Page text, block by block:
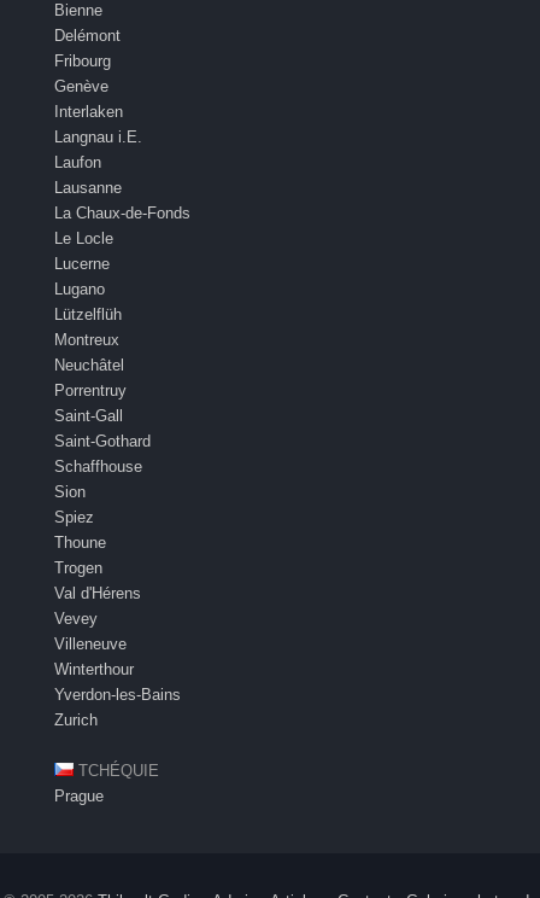
Bienne
Delémont
Fribourg
Genève
Interlaken
Langnau i.E.
Laufon
Lausanne
La Chaux-de-Fonds
Le Locle
Lucerne
Lugano
Lützelflüh
Montreux
Neuchâtel
Porrentruy
Saint-Gall
Saint-Gothard
Schaffhouse
Sion
Spiez
Thoune
Trogen
Val d'Hérens
Vevey
Villeneuve
Winterthour
Yverdon-les-Bains
Zurich
TCHÉQUIE
Prague